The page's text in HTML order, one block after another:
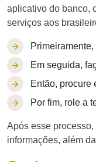
aplicativo do banco,
serviços aos
Em seguida,
Então, procure
Por fim, role a
Após esse
informações, além